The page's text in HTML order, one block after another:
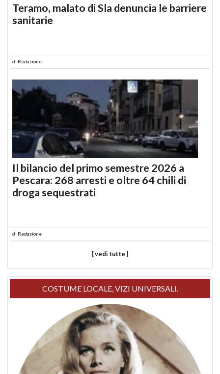
Teramo, malato di Sla denuncia le barriere
sanitarie
di Redazione
Il bilancio del primo semestre 2026 a
Pescara: 268 arresti e oltre 64 chili di
droga sequestrati
di Redazione
[ vedi tutte ]
COSTUME LOCALE, VIZI UNIVERSALI.